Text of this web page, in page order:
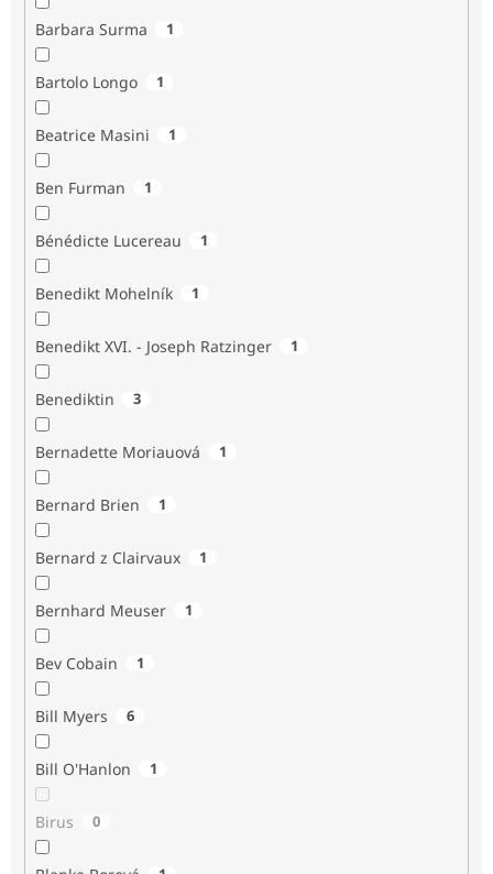
Barbara Surma 1
Bartolo Longo 1
Beatrice Masini 1
Ben Furman 1
Bénédicte Lucereau 1
Benedikt Mohelník 1
Benedikt XVI. - Joseph Ratzinger 1
Benediktin 3
Bernadette Moriauová 1
Bernard Brien 1
Bernard z Clairvaux 1
Bernhard Meuser 1
Bev Cobain 1
Bill Myers 6
Bill O'Hanlon 1
Birus 0